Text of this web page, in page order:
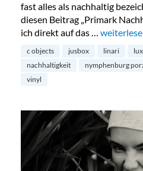
fast alles als nachhaltig
diesen Beitrag „Primark
ich direkt auf das …
c objects jusbox linari
nachhaltigkeit
nymphenburg
vinyl